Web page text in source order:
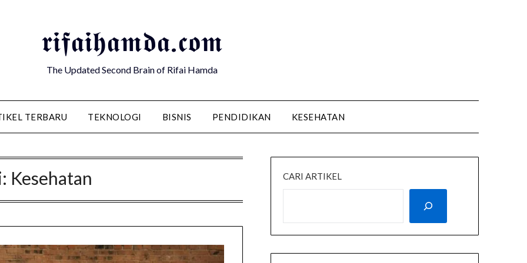
𝖗𝖎𝖋𝖆𝖎𝖍𝖆𝖒𝖉𝖆.𝖈𝖔𝖒
The Updated Second Brain of Rifai Hamda
TERBARU TEKNOLOGI BISNIS PENDIDIKAN KESEHATAN
Kesehatan CARI ARTIKEL